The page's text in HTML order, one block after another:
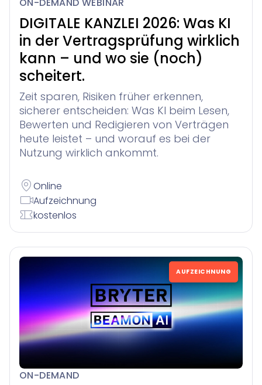
DIGITALE KANZLEI 2026: Was KI
in der Vertragsprüfung wirklich
kann – und wo sie (noch)
scheitert.
Zeit sparen, Risiken früher erkennen,
sicherer entscheiden: Was KI beim Lesen,
Bewerten und Redigieren von Verträgen
heute leistet – und worauf es bei der
Nutzung wirklich ankommt.
Online
Aufzeichnung
kostenlos
AUFZEICHNUNG
ON-DEMAND